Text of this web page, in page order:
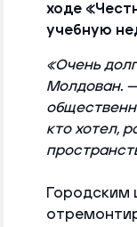
ходе
учебную
«Очень
Молдован. —
кто хотел,
Городским